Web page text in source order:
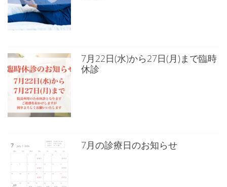
7月22日(水)から27日(月)まで臨時
休診
7月の診療日のお知らせ